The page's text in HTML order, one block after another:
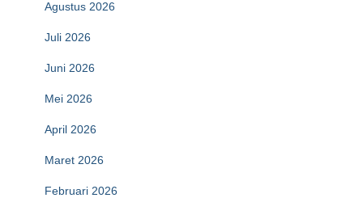
Agustus 2026
Juli 2026
Juni 2026
Mei 2026
April 2026
Maret 2026
Februari 2026